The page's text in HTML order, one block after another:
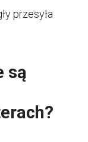
przesyła
są